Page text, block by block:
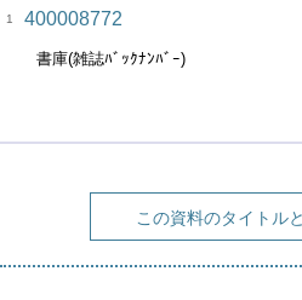
1 400008772
書庫(雑誌ﾊﾞｯｸﾅﾝﾊﾞｰ)
この資料のタイトル